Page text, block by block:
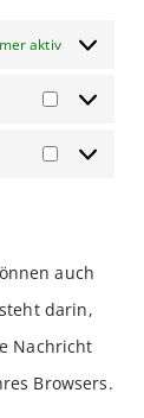
aktiv
auch
darin,
Nachricht
Browsers.